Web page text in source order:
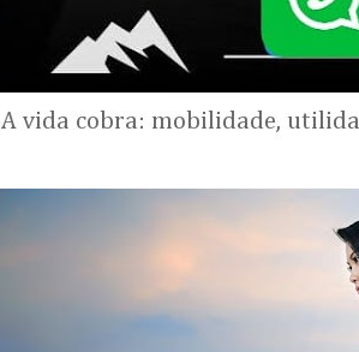
A vida cobra: mobilidade,